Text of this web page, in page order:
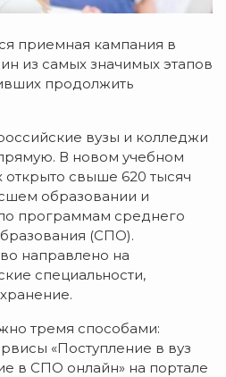
приемная кампания в
из самых значимых этапов
продолжить
вузы и колледжи
В новом учебном
свыше 620 тысяч
образовании и
программам среднего
(СПО).
направлено на
специальности,
тремя способами:
«Поступление в вуз
в СПО онлайн» на портале